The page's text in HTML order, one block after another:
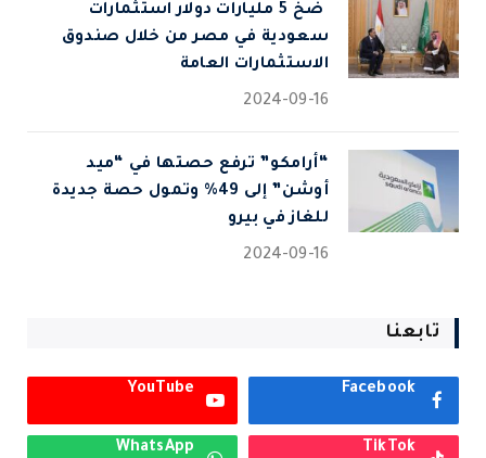
⁠ ضخ 5 مليارات دولار استثمارات
سعودية في مصر من خلال صندوق
الاستثمارات العامة
2024-09-16
“أرامكو” ترفع حصتها في “ميد
أوشن” إلى 49% وتمول حصة جديدة
للغاز في بيرو
2024-09-16
تابعنا
Facebook
YouTube
TikTok
WhatsApp